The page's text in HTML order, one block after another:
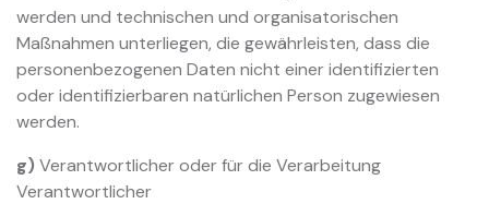
werden und technischen und organisatorischen
Maßnahmen unterliegen, die gewährleisten, dass die
personenbezogenen Daten nicht einer identifizierten
oder identifizierbaren natürlichen Person zugewiesen
werden.
g)Verantwortlicher oder für die Verarbeitung
Verantwortlicher